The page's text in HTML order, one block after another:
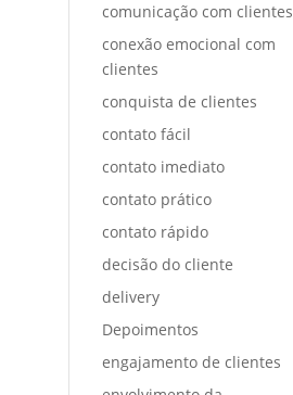
comunicação com clientes
conexão emocional com
clientes
conquista de clientes
contato fácil
contato imediato
contato prático
contato rápido
decisão do cliente
delivery
Depoimentos
engajamento de clientes